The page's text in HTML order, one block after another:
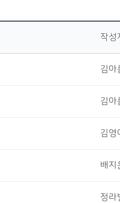
작성
김아
김아
김영
배지
정라